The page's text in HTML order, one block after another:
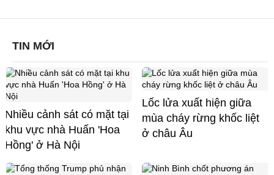
TIN MỚI
Nhiều cảnh sát có mặt tại
khu vực nhà Huấn 'Hoa
Hồng' ở Hà Nội
Lốc lửa xuất hiện giữa
mùa cháy rừng khốc liệt
ở châu Âu